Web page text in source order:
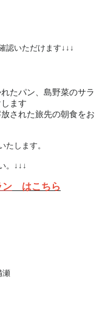
認いただけます↓↓↓
たパン、島野菜のサラ
ます
された旅先の朝食をお
します。
。↓↓↓
ン はこちら
瀬